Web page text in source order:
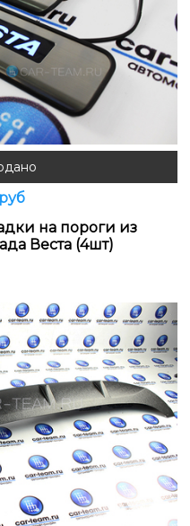
на пороги из
Веста (4шт)